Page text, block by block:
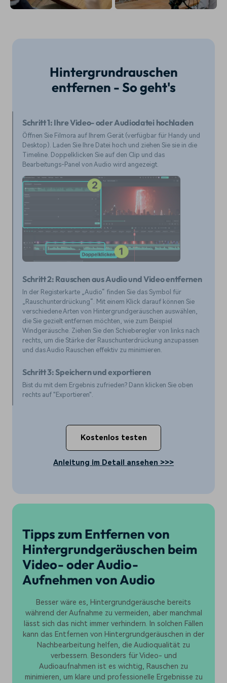
Hintergrundrauschen
entfernen - So geht's
Schritt 1: Ihre Video- oder Audiodatei hochladen
Öffnen Sie Filmora auf Ihrem Gerät (verfügbar für Handy und
Desktop). Laden Sie Ihre Datei hoch und ziehen Sie sie in die
Timeline. Doppelklicken Sie auf den Clip und das
Bearbeitungs-Panel von Audio wird angezeigt.
Schritt 2: Rauschen aus Audio und Video entfernen
In der Registerkarte „Audio“ finden Sie das Symbol für
„Rauschunterdrückung“. Mit einem Klick darauf können Sie
verschiedene Arten von Hintergrundgeräuschen auswählen,
die Sie gezielt entfernen möchten, wie zum Beispiel
Windgeräusche. Ziehen Sie den Schieberegler von links nach
rechts, um die Stärke der Rauschunterdrückung anzupassen
und das Audio Rauschen effektiv zu minimieren.
Schritt 3: Speichern und exportieren
Bist du mit dem Ergebnis zufrieden? Dann klicken Sie oben
rechts auf "Exportieren".
Kostenlos testen
Anleitung im Detail ansehen >>>
Tipps zum Entfernen von
Hintergrundgeräuschen beim
Video- oder Audio-
Aufnehmen von Audio
Besser wäre es, Hintergrundgeräusche bereits
während der Aufnahme zu vermeiden, aber manchmal
lässt sich das nicht immer verhindern. In solchen Fällen
kann das Entfernen von Hintergrundgeräuschen in der
Nachbearbeitung helfen, die Audioqualität zu
verbessern. Besonders für Video- und
Audioaufnahmen ist es wichtig, Rauschen zu
minimieren, um klare und professionelle Ergebnisse zu